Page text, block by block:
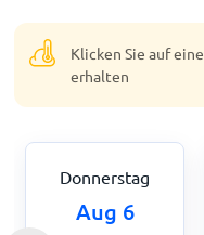
Klicken Sie auf
erhalten
Donnerstag
Aug 6